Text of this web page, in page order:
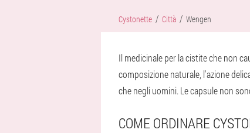
Cystonette Città Wengen
Il medicinale per la cistite che non
composizione naturale, l'azione
che negli uomini. Le capsule non
COME ORDINARE